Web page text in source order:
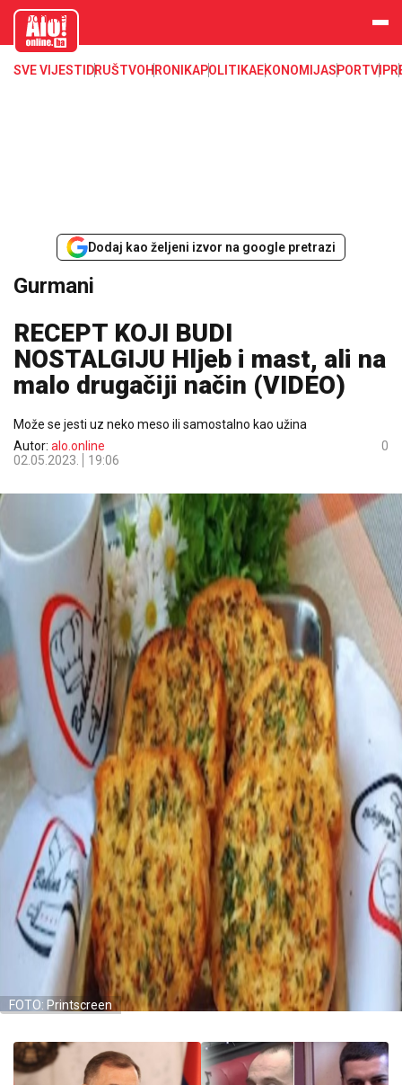
aloonline.b
SVE VIJESTI DRUŠTVOHRONIKAPOLITIKAEKONOMIJASPORTVIP
Dodaj kao željeni izvor na google pretrazi
Gurmani
RECEPT KOJI BUDI
NOSTALGIJU Hljeb i mast, ali na
malo drugačiji način (VIDEO)
Može se jesti uz neko meso ili samostalno kao užina
Autor: alo.online
02.05.2023.
19:06
0
FOTO: Printscreen